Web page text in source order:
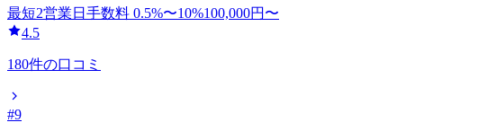
最短2営業日 手数料 0.5%〜10%100,000円〜
4.5
180件の口コミ
#9